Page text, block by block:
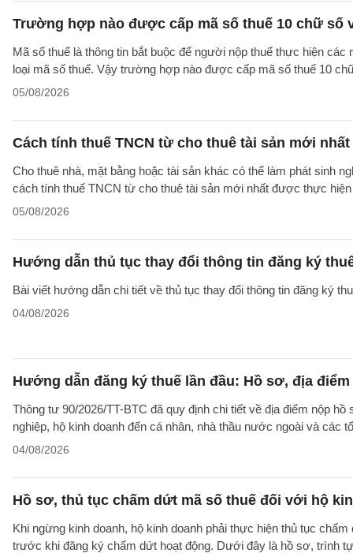
Trường hợp nào được cấp mã số thuế 10 chữ số
Mã số thuế là thông tin bắt buộc để người nộp thuế thực hiện
loại mã số thuế. Vậy trường hợp nào được cấp mã số thuế 10
05/08/2026
Cách tính thuế TNCN từ cho thuê tài sản mới nhất
Cho thuê nhà, mặt bằng hoặc tài sản khác có thể làm phát sinh
cách tính thuế TNCN từ cho thuê tài sản mới nhất được thực
05/08/2026
Hướng dẫn thủ tục thay đổi thông tin đăng ký
Bài viết hướng dẫn chi tiết về thủ tục thay đổi thông tin đăng ký
04/08/2026
Hướng dẫn đăng ký thuế lần đầu: Hồ sơ, địa
Thông tư 90/2026/TT-BTC đã quy định chi tiết về địa điểm nộp
nghiệp, hộ kinh doanh đến cá nhân, nhà thầu nước ngoài và các
04/08/2026
Hồ sơ, thủ tục chấm dứt mã số thuế đối với hộ
Khi ngừng kinh doanh, hộ kinh doanh phải thực hiện thủ tục
trước khi đăng ký chấm dứt hoạt động. Dưới đây là hồ sơ, trình